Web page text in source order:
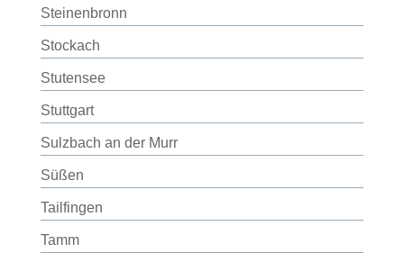
Steinenbronn
Stockach
Stutensee
Stuttgart
Sulzbach an der Murr
Süßen
Tailfingen
Tamm